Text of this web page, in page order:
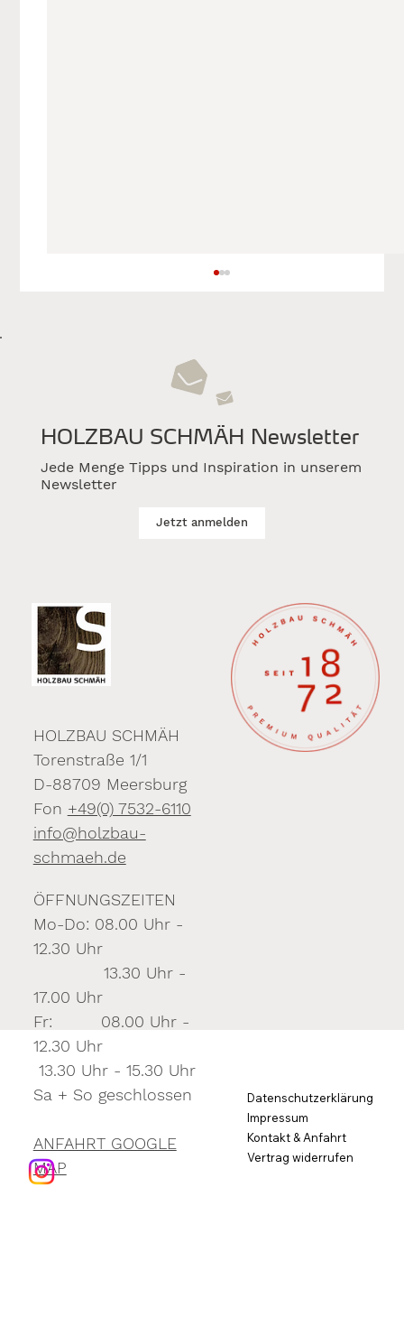
Ausgezeichneter Firmenneubau:
HOLZBAU SCHMÄH Newsletter
Jede Menge Tipps und Inspiration in unserem
Newsletter
Jetzt anmelden
HOLZBAU SCHMÄH
Torenstraße 1/1
D-88709 Meersburg
Fon +49(0) 7532-6110
info@holzbau-
schmaeh.de
ÖFFNUNGSZEITEN
Mo-Do: 08.00 Uhr -
12.30 Uhr
13.30 Uhr -
17.00 Uhr
Fr: 08.00 Uhr -
12.30 Uhr
13.30 Uhr - 15.30 Uhr
Sa + So geschlossen
ANFAHRT GOOGLE
MAP
Datenschutzerklärung
Impressum
Kontakt & Anfahrt
Vertrag widerrufen